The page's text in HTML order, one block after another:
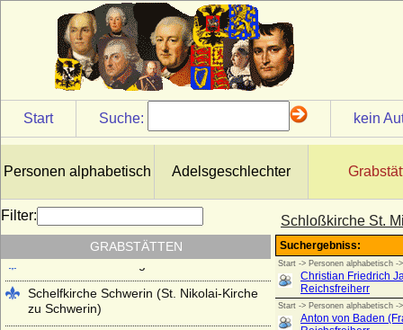
Start Suche: kein
Personen alphabetisch Adelsgeschlechter
Schloßkirche St.
Filter:
GRABSTÄTTEN
Kloster Lehnin
Lambertikirche in Aurich
Marienkirche Hanau (ehemals Reformierte
Kirche Hanau)
Martinskirche Kassel
Mausoleum im Schlosspark
(Offenbach a.M.)
Mausoleum Stadthagen
Parkfriedhof Meiningen
Schelfkirche Schwerin (St. Nikolai-Kirche
zu Schwerin)